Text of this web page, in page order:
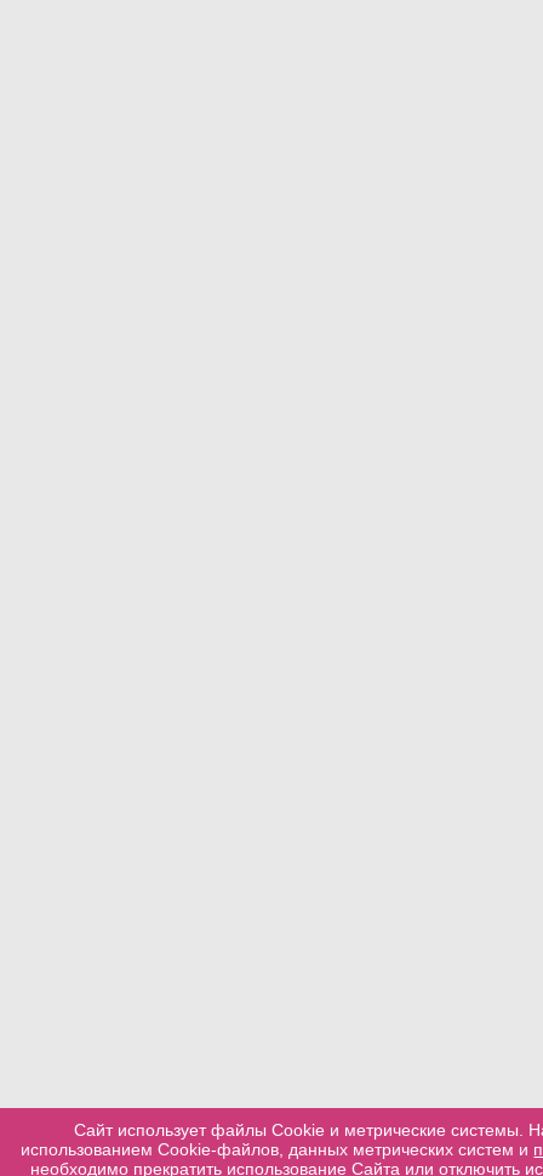
Сайт использует файлы Cookie и метрические системы.
использованием Cookie-файлов, данных метрических систем и
необходимо прекратить использование Сайта или отключить